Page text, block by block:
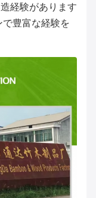
経験があります
で豊富な経験を